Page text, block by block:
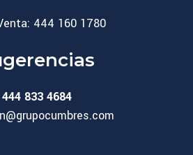
444 160 1780
444 833 4684